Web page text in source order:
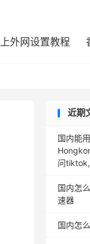
上外网设置教程
近期
国内能
问
国内怎
速器
国内怎